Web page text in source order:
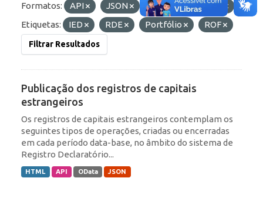
Formatos: API JSON OData
HTML
Etiquetas:
IED RDE Portfólio ROF
Filtrar Resultados
Publicação dos registros de capitais
estrangeiros
Os registros de capitais estrangeiros contemplam os
seguintes tipos de operações, criadas ou encerradas
em cada período data-base, no âmbito do sistema de
Registro Declaratório...
HTML API OData JSON